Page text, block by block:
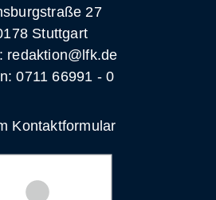
27
Stuttgart
redaktion@lfk.de
0711 66991 - 0
Kontaktformular